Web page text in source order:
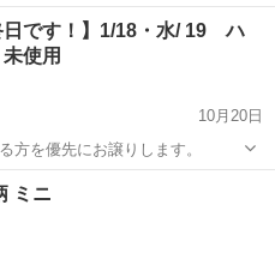
カップル＆友達同士の応募OK！
正社員登用制度あり！マイカー
茅...
日です！】1/18・水/ 19 ハ
使用
10月20日
方を優先にお譲りします。
和柄 ミニ